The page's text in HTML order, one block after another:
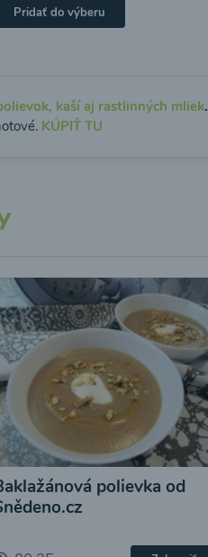
Pridať do výberu
kaší aj rastlinných mliek.
KÚPIŤ TU
polievka od